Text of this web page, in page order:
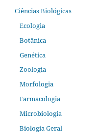
Ciências Biológicas
Ecologia
Botânica
Genética
Zoologia
Morfologia
Farmacologia
Microbiologia
Biologia Geral